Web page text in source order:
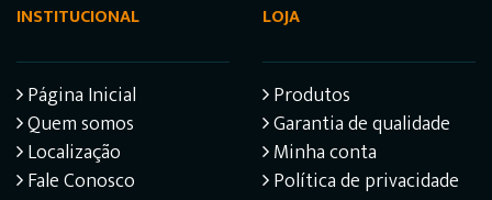
INSTITUCIONAL
Página Inicial
Quem somos
Localização
Fale Conosco
LOJA
Produtos
Garantia de qualidade
Minha conta
Política de privacidade